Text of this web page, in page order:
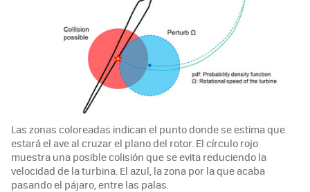
Las zonas coloreadas indican el punto donde se estima que
estará el ave al cruzar el plano del rotor. El círculo rojo
muestra una posible colisión que se evita reduciendo la
velocidad de la turbina. El azul, la zona por la que acaba
pasando el pájaro, entre las palas.